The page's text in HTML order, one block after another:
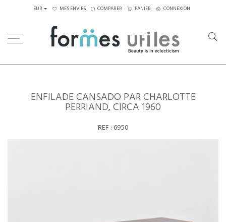
EUR MES ENVIES COMPARER PANIER CONNEXION
ENFILADE CANSADO PAR CHARLOTTE
PERRIAND, CIRCA 1960
REF : 6950